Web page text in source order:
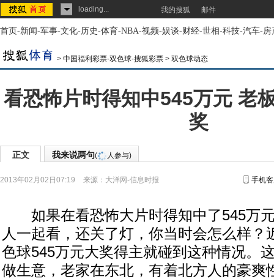
loading... 我的搜狐 邮件
首页-新闻-军事-文化-历史-体育-NBA-视频-娱谈-财经-世相-科技-汽车-房
> 中国福利彩票-双色球-搜狐彩票 > 双色球动态
看恐怖片时得知中545万元 老
奖
正文 我来说两句( 人参与)
2013年02月02日07:19 来源： 大洋网-信息时报 手机
如果在看恐怖大片时得知中了545万
人一起看，还关了灯，你当时会怎么样？
色球545万元大奖得主就碰到这种情况。
做生意，老家在东北，有着北方人的豪爽